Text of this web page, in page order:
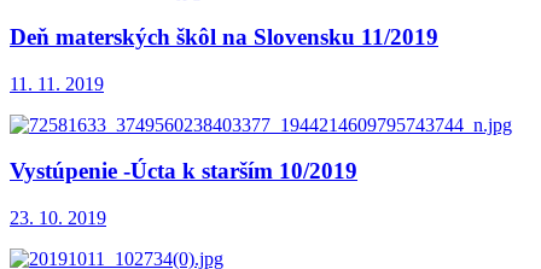
Deň materských škôl na Slovensku 11/2019
11. 11. 2019
Vystúpenie -Úcta k starším 10/2019
23. 10. 2019